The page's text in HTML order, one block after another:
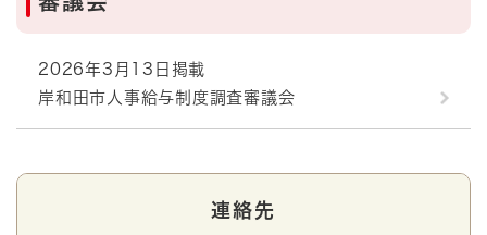
2026年3月13日掲載
岸和田市人事給与制度調査審議会
連絡先